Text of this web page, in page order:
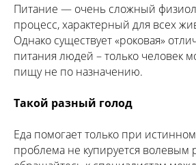
Питание — очень сложный
процесс, характерный для всех
Однако существует «роковая»
питания людей – только человек
пищу не по назначению.
Такой разный голод
Еда помогает только при
проблема не купируется